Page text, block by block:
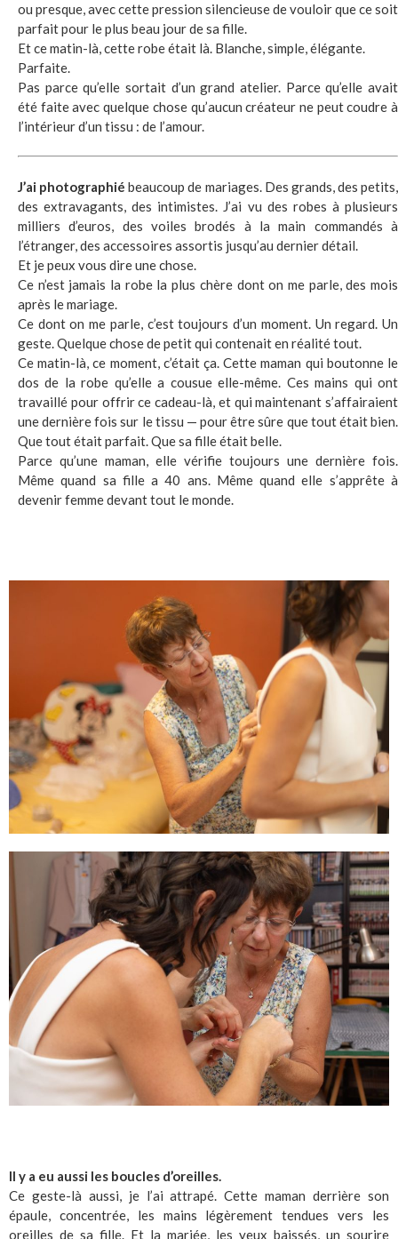
ou presque, avec cette pression silencieuse de vouloir que ce soit
parfait pour le plus beau jour de sa fille.
Et ce matin-là, cette robe était là. Blanche, simple, élégante.
Parfaite.
Pas parce qu’elle sortait d’un grand atelier. Parce qu’elle avait
été faite avec quelque chose qu’aucun créateur ne peut coudre à
l’intérieur d’un tissu : de l’amour.
J’ai photographié beaucoup de mariages. Des grands, des petits,
des extravagants, des intimistes. J’ai vu des robes à plusieurs
milliers d’euros, des voiles brodés à la main commandés à
l’étranger, des accessoires assortis jusqu’au dernier détail.
Et je peux vous dire une chose.
Ce n’est jamais la robe la plus chère dont on me parle, des mois
après le mariage.
Ce dont on me parle, c’est toujours d’un moment. Un regard. Un
geste. Quelque chose de petit qui contenait en réalité tout.
Ce matin-là, ce moment, c’était ça. Cette maman qui boutonne le
dos de la robe qu’elle a cousue elle-même. Ces mains qui ont
travaillé pour offrir ce cadeau-là, et qui maintenant s’affairaient
une dernière fois sur le tissu — pour être sûre que tout était bien.
Que tout était parfait. Que sa fille était belle.
Parce qu’une maman, elle vérifie toujours une dernière fois.
Même quand sa fille a 40 ans. Même quand elle s’apprête à
devenir femme devant tout le monde.
Il y a eu aussi les boucles d’oreilles.
Ce geste-là aussi, je l’ai attrapé. Cette maman derrière son
épaule, concentrée, les mains légèrement tendues vers les
oreilles de sa fille. Et la mariée, les yeux baissés, un sourire